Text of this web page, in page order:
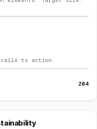
calls to action.
204